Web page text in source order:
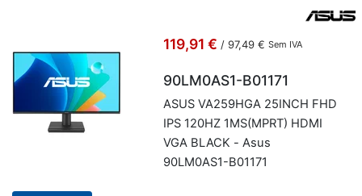
119,91 € / 97,49 € Sem IVA
90LM0AS1-B01171
ASUS VA259HGA 25INCH FHD
IPS 120HZ 1MS(MPRT) HDMI
VGA BLACK - Asus
90LM0AS1-B01171